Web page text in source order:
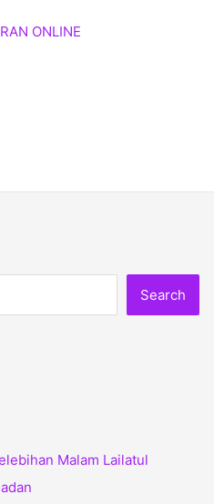
ONLINE
Search
Malam Lailatul